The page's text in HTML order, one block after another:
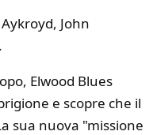
John
Elwood Blues
e scopre che il
sua nuova "missione